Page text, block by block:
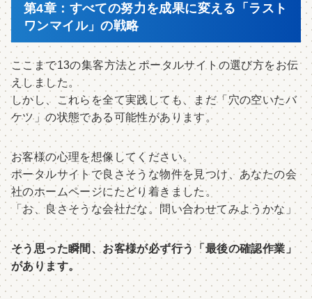
第4章：すべての努力を成果に変える「ラスト
ワンマイル」の戦略
ここまで13の集客方法とポータルサイトの選び方をお伝
えしました。
しかし、これらを全て実践しても、まだ「穴の空いたバ
ケツ」の状態である可能性があります。
お客様の心理を想像してください。
ポータルサイトで良さそうな物件を見つけ、あなたの会
社のホームページにたどり着きました。
「お、良さそうな会社だな。問い合わせてみようかな」
そう思った瞬間、お客様が必ず行う「最後の確認作業」
があります。